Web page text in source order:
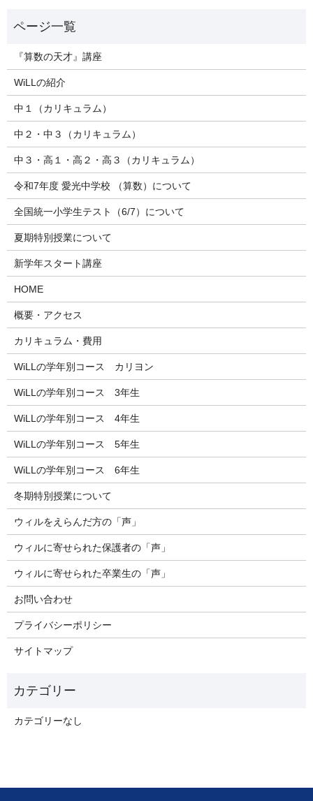
『算数の天才』講座
WiLLの紹介
中１（カリキュラム）
中２・中３（カリキュラム）
中３・高１・高２・高３（カリキュラム）
令和7年度 愛光中学校 （算数）について
全国統一小学生テスト（6/7）について
夏期特別授業について
新学年スタート講座
HOME
概要・アクセス
カリキュラム・費用
WiLLの学年別コース カリヨン
WiLLの学年別コース 3年生
WiLLの学年別コース 4年生
WiLLの学年別コース 5年生
WiLLの学年別コース 6年生
冬期特別授業について
ウィルをえらんだ方の「声」
ウィルに寄せられた保護者の「声」
ウィルに寄せられた卒業生の「声」
お問い合わせ
プライバシーポリシー
サイトマップ
カテゴリーなし